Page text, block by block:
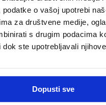
o vašoj upotrebi
za društvene medije,
s drugim podacima
dok ste upotrebljavali
Dopusti sve